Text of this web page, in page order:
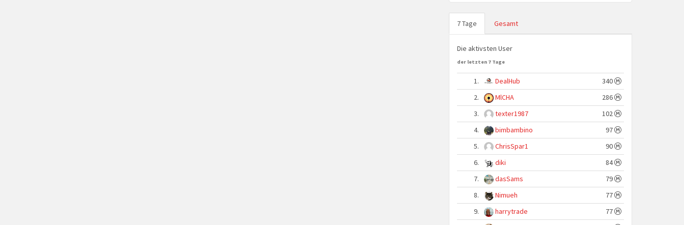
7 Tage Gesamt
Die aktivsten User
der letzten 7 Tage
1. DealHub
340
2.
MlCHA
286
3.
texter1987
102
4.
bimbambino
97
5.
ChrisSpar1
90
6.
diki
84
7.
dasSams
79
8.
Nimueh
77
9.
harrytrade
77